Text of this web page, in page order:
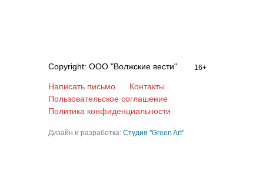
Copyright: ООО "Волжские вести" 16+
Написать письмо
Контакты
Пользовательское соглашение
Политика конфиденциальности
Дизайн и разработка: Студия "Green Art"